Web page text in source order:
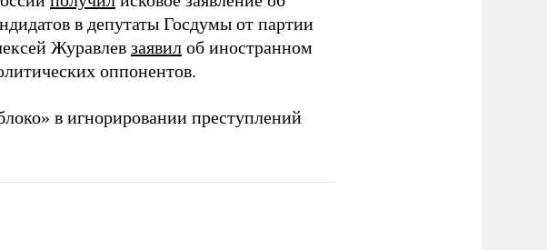
в депутаты Госдумы от партии
Журавлев заявил об иностранном
оппонентов.
в игнорировании преступлений